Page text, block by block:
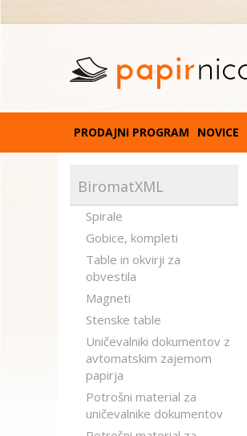
PRODAJNI PROGRAM NOVICE
BiromatXML
Spirale
Gobice, kompleti
Table in okvirji za
obvestila
Magneti
Stenske table
Uničevalniki dokumentov z
avtomatskim zajemom
papirja
Potrošni material za
uničevalnike dokumentov